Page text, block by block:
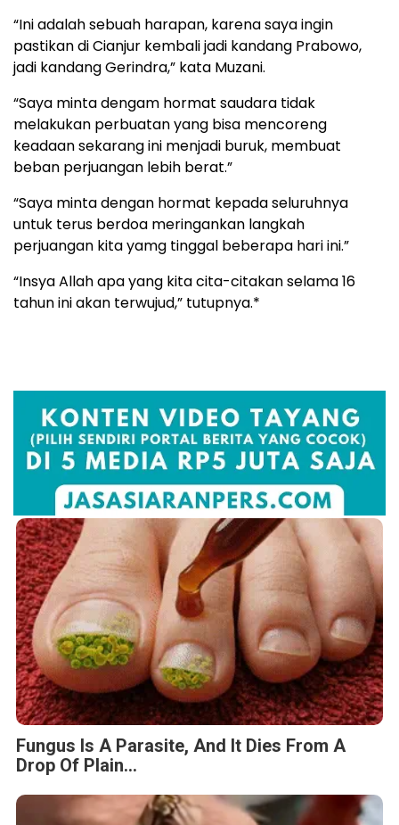
“Ini adalah sebuah harapan, karena saya ingin
pastikan di Cianjur kembali jadi kandang Prabowo,
jadi kandang Gerindra,” kata Muzani.
“Saya minta dengam hormat saudara tidak
melakukan perbuatan yang bisa mencoreng
keadaan sekarang ini menjadi buruk, membuat
beban perjuangan lebih berat.”
“Saya minta dengan hormat kepada seluruhnya
untuk terus berdoa meringankan langkah
perjuangan kita yamg tinggal beberapa hari ini.”
“Insya Allah apa yang kita cita-citakan selama 16
tahun ini akan terwujud,” tutupnya.*
Fungus Is A Parasite, And It Dies From A
Drop Of Plain...